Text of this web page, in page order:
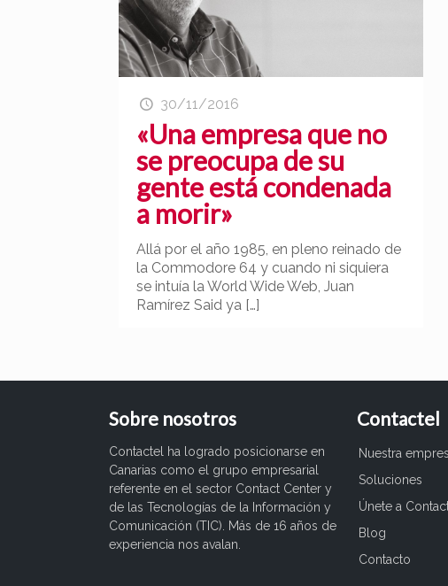
30/11/2016
«Una empresa que no
se preocupa de su
gente está condenada
a morir»
Allá por el año 1985, en pleno reinado de
la Commodore 64 y cuando ni siquiera
se intuía la World Wide Web, Juan
Ramírez Said ya […]
Sobre nosotros
Contactel ha logrado posicionarse en
Canarias como el grupo empresarial
referente en el sector Contact Center y
de las Tecnologías de la Información y
Comunicación (TIC). Más de 16 años de
experiencia nos avalan.
Contactel
Nuestra
Soluciones
Únete a
Blog
Contacto